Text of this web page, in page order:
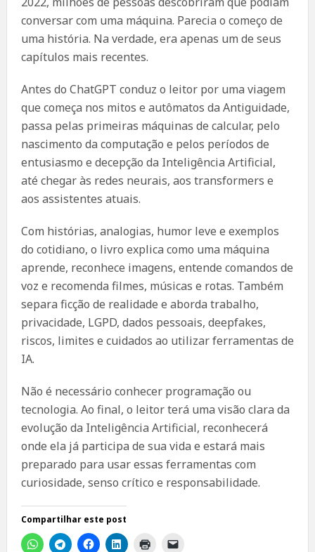
conversar com uma máquina. Parecia o começo de
uma história. Na verdade, era apenas um de seus
capítulos mais recentes.
Antes do ChatGPT conduz o leitor por uma viagem
que começa nos mitos e autômatos da Antiguidade,
passa pelas primeiras máquinas de calcular, pelo
nascimento da computação e pelos períodos de
entusiasmo e decepção da Inteligência Artificial,
até chegar às redes neurais, aos transformers e
aos assistentes atuais.
Com histórias, analogias, humor leve e exemplos
do cotidiano, o livro explica como uma máquina
aprende, reconhece imagens, entende comandos de
voz e recomenda filmes, músicas e rotas. Também
separa ficção de realidade e aborda trabalho,
privacidade, LGPD, dados pessoais, deepfakes,
riscos, limites e cuidados ao utilizar ferramentas de
IA.
Não é necessário conhecer programação ou
tecnologia. Ao final, o leitor terá uma visão clara da
evolução da Inteligência Artificial, reconhecerá
onde ela já participa de sua vida e estará mais
preparado para usar essas ferramentas com
curiosidade, senso crítico e responsabilidade.
Compartilhar este post